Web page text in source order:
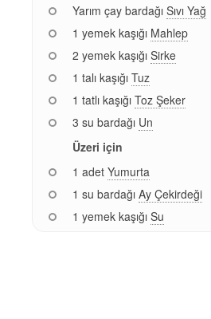
Yarım çay bardağı Sıvı Yağ
1 yemek kaşığı Mahlep
2 yemek kaşığı Sirke
1 talı kaşığı Tuz
1 tatlı kaşığı Toz Şeker
3 su bardağı Un
Üzeri için
1 adet Yumurta
1 su bardağı Ay Çekirdeği
1 yemek kaşığı Su